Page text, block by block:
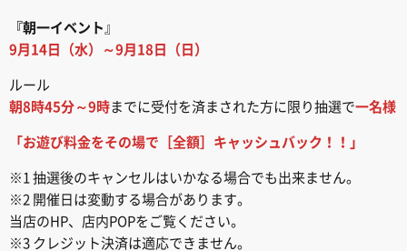
『朝一イベント 』
9月14日（水）～9月18日（日）
ルール
朝8時45分～9時までに受付を済まされた方に限り抽選で一名様
「お遊び料金をその場で［全額］キャッシュバック！！」
※1 抽選後のキャンセルはいかなる場合でも出来ません。
※2 開催日は変動する場合があります。
当店のHP、店内POPをご覧ください。
※3 クレジット決済は適応できません。